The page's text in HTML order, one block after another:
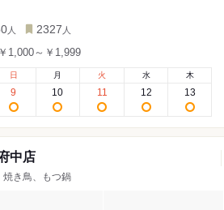
人 2327 人
￥1,000～￥1,999
日
9
月
10
火
11
水
12
木
13
中店
焼き鳥、もつ鍋